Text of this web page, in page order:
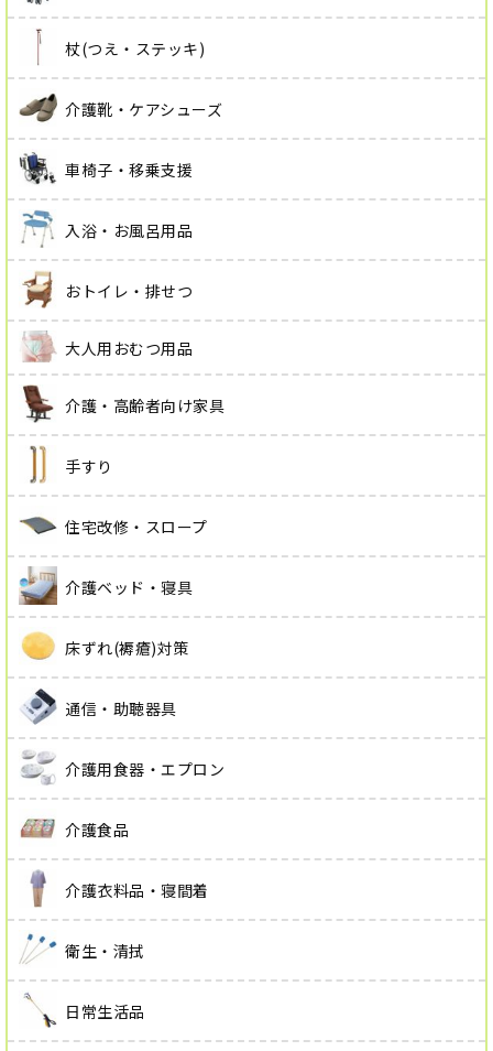
杖(つえ・ステッキ)
介護靴・ケアシューズ
車椅子・移乗支援
入浴・お風呂用品
おトイレ・排せつ
大人用おむつ用品
介護・高齢者向け家具
手すり
住宅改修・スロープ
介護ベッド・寝具
床ずれ(褥瘡)対策
通信・助聴器具
介護用食器・エプロン
介護食品
介護衣料品・寝間着
衛生・清拭
日常生活品